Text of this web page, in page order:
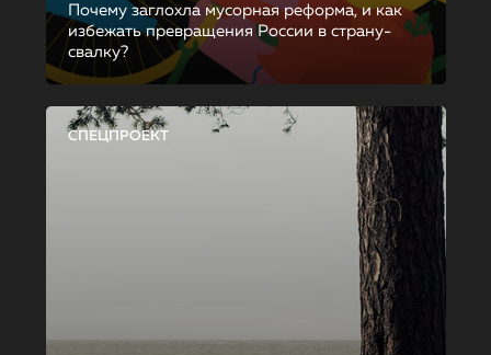
Почему заглохла мусорная реформа, и как
избежать превращения России в страну-
свалку?
СПЕЦПРОЕКТ